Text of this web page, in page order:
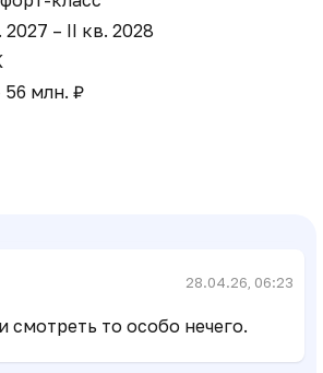
2027 – II кв. 2028
56 млн. ₽
28.04.26, 06:23
смотреть то особо нечего.
бывает, когда дома
и ведутся внутренние
краны, там делать нечего.